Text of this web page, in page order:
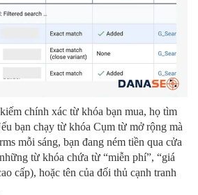
chính xác từ khóa bạn mua, họ tìm
bạn chạy từ khóa Cụm từ mở rộng mà
mỗi sáng, bạn đang ném tiền qua cửa
từ khóa chứa từ “miễn phí”, “giá
cấp), hoặc tên của đối thủ cạnh tranh